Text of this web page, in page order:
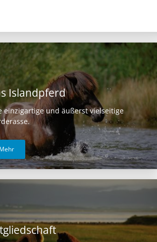
Islandpferd
einzigartige und äußerst vielseitige
Mehr